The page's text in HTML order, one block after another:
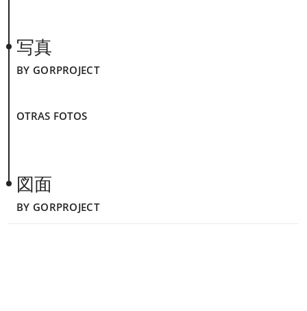
写真
BY GORPROJECT
OTRAS FOTOS
図面
BY GORPROJECT